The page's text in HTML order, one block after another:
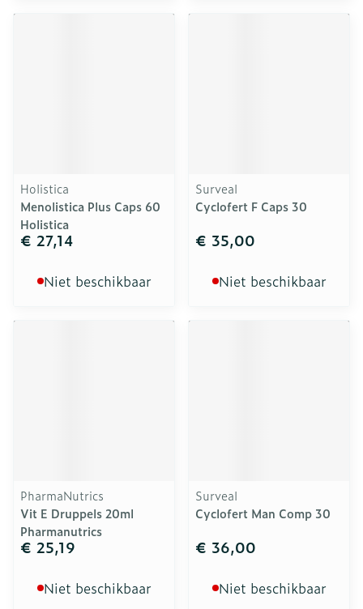
Holistica
Menolistica Plus Caps 60
Holistica
€ 27,14
Niet beschikbaar
Surveal
Cyclofert F Caps 30
€ 35,00
Niet beschikbaar
PharmaNutrics
Vit E Druppels 20ml
Pharmanutrics
€ 25,19
Niet beschikbaar
Surveal
Cyclofert Man Comp 30
€ 36,00
Niet beschikbaar